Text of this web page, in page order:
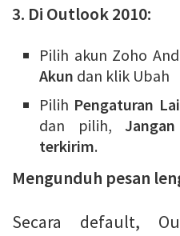
3. Di Outlook 2010:
Pilih akun Zoho
Akun dan klik Ubah
Pilih Pengaturan
dan pilih,
terkirim.
Mengunduh pesan
Secara default,